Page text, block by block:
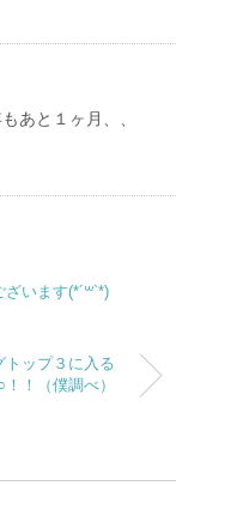
あと１ヶ月、、
います(*´꒳`*)
トップ３に入る
！（僕調べ）